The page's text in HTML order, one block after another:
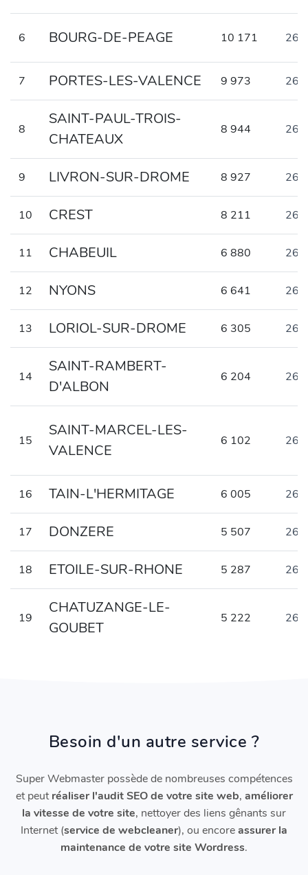
6 BOURG-DE-PEAGE 10 171
7 PORTES-LES-VALENCE 9 973
8
SAINT-PAUL-TROIS-
CHATEAUX
8 944
9 LIVRON-SUR-DROME 8 927
10 CREST 8 211
11 CHABEUIL 6 880
12 NYONS 6 641
13 LORIOL-SUR-DROME 6 305
14
SAINT-RAMBERT-
D'ALBON
6 204
15
SAINT-MARCEL-LES-
VALENCE
6 102
16 TAIN-L'HERMITAGE 6 005
17 DONZERE 5 507
18 ETOILE-SUR-RHONE 5 287
19
CHATUZANGE-LE-
GOUBET
5 222
Besoin d'un autre service ?
Super Webmaster possède de nombreuses compétences
et peutréaliser l'audit SEO de votre site web, améliorer
la vitesse de votre site, nettoyer des liens gênants sur
Internet (service de webcleaner), ou encoreassurer la
maintenance de votre site Wordress.